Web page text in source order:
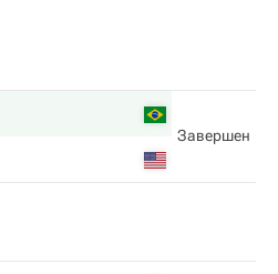
Завершен